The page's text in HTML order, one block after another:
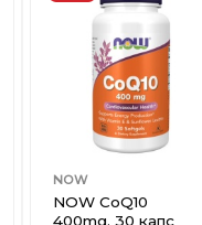
Добавить
Вишлист
NOW
NOW CoQ10
400mg. 30 капс